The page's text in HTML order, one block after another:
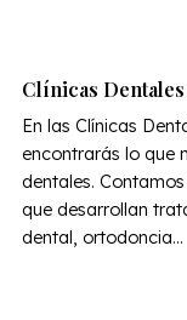
Clínicas
En las Clínicas
encontrarás lo que
dentales.
que desarrollan
dental, ortodoncia...